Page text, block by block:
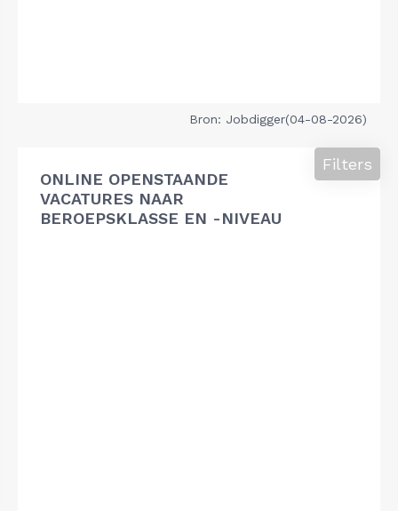
Bron: Jobdigger(04-08-2026)
ONLINE OPENSTAANDE
VACATURES NAAR
BEROEPSKLASSE EN -NIVEAU
Filters